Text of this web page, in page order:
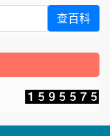
查百科